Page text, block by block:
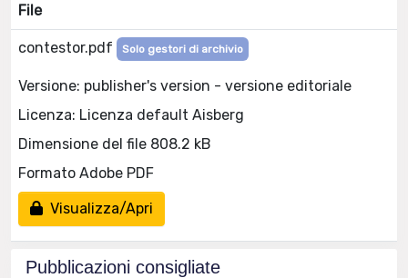
File
contestor.pdf Solo gestori di archivio
Versione: publisher's version - versione editoriale
Licenza: Licenza default Aisberg
Dimensione del file 808.2 kB
Formato Adobe PDF
Visualizza/Apri
Pubblicazioni consigliate